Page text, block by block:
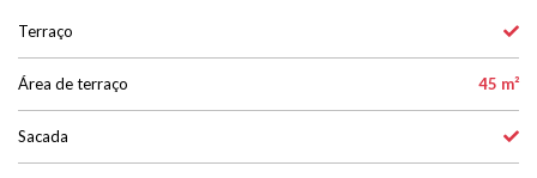
Terraço
Área de terraço 45 m²
Sacada